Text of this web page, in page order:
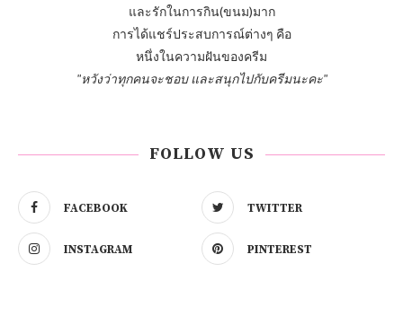
และรักในการกิน(ขนม)มาก
การได้แชร์ประสบการณ์ต่างๆ คือ
หนึ่งในความฝันของครีม
"หวังว่าทุกคนจะชอบ และสนุกไปกับครีมนะคะ"
FOLLOW US
FACEBOOK TWITTER
INSTAGRAM PINTEREST